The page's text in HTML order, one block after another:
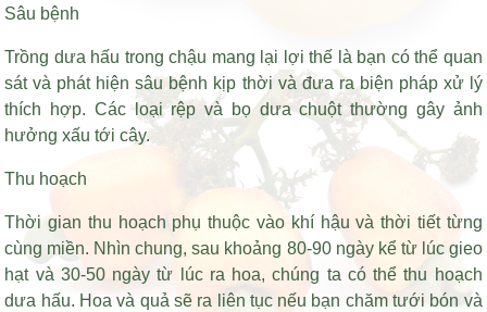
Sâu bệnh
Trồng dưa hấu trong chậu mang lại lợi thế là bạn có thể quan
sát và phát hiện sâu bệnh kịp thời và đưa ra biện pháp xử lý
thích hợp. Các loại rệp và bọ dưa chuột thường gây ảnh
hưởng xấu tới cây.
Thu hoạch
Thời gian thu hoạch phụ thuộc vào khí hậu và thời tiết từng
cùng miền. Nhìn chung, sau khoảng 80-90 ngày kể từ lúc gieo
hạt và 30-50 ngày từ lúc ra hoa, chúng ta có thể thu hoạch
dưa hấu. Hoa và quả sẽ ra liên tục nếu bạn chăm tưới bón và